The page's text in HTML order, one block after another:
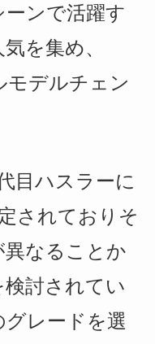
ンで活躍す
を集め、
モデルチェン
目ハスラーに
されておりそ
なることか
討されてい
レードを選